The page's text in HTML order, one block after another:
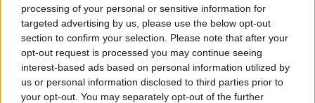
processing of your personal or sensitive information for
targeted advertising by us, please use the below opt-out
section to confirm your selection. Please note that after your
opt-out request is processed you may continue seeing
interest-based ads based on personal information utilized by
us or personal information disclosed to third parties prior to
your opt-out. You may separately opt-out of the further